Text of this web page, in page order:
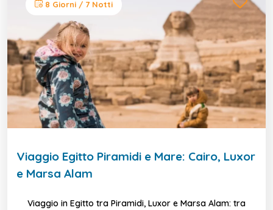
8 Giorni / 7 Notti
Viaggio Egitto Piramidi e Mare: Cairo, Luxor
e Marsa Alam
Viaggio in Egitto tra Piramidi, Luxor e Marsa Alam: tra